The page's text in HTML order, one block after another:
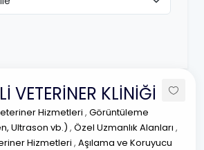
VETERİNER KLİNİĞİ
Hizmetleri , Görüntüleme
Ultrason vb.) , Özel Uzmanlık Alanları ,
Hizmetleri , Aşılama ve Koruyucu